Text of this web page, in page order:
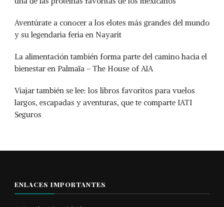
Aventúrate a conocer a los elotes más grandes del mundo
y su legendaria feria en Nayarit
La alimentación también forma parte del camino hacia el
bienestar en Palmaïa – The House of AïA
Viajar también se lee: los libros favoritos para vuelos
largos, escapadas y aventuras, que te comparte IATI
Seguros
ENLACES IMPORTANTES